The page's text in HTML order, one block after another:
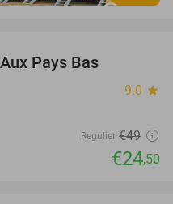
Pays Bas
9.0 star
Regulier €49
€24,50